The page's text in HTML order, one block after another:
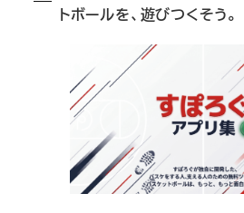
トボールを、遊びつくそう。